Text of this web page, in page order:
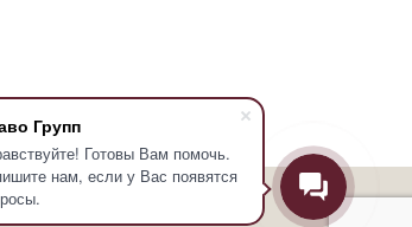
Групп
Готовы Вам помочь.
нам, если у Вас появятся